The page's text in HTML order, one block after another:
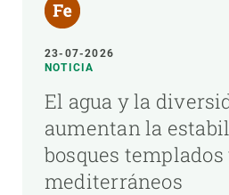
23-07-2026
NOTICIA
El agua y la
aumentan la
bosques templados
mediterráneos